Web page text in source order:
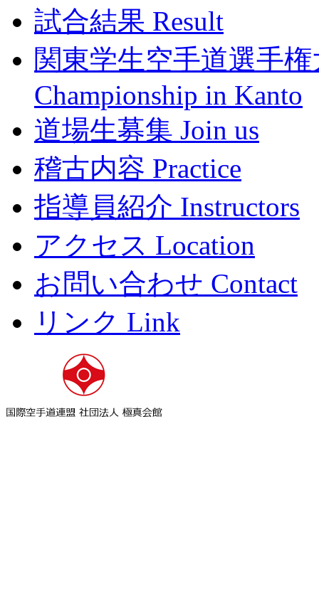
試合結果 Result
関東学生空手道選手権
Championship in Kanto
道場生募集 Join us
稽古内容 Practice
指導員紹介 Instructors
アクセス Location
お問い合わせ Contact
リンク Link